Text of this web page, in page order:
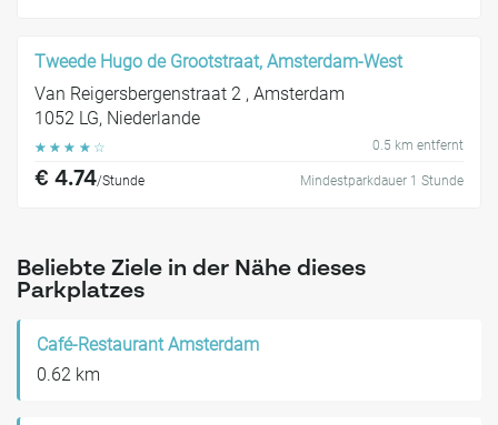
Tweede Hugo de Grootstraat, Amsterdam-West
Van Reigersbergenstraat 2 , Amsterdam
1052 LG, Niederlande
☆ ☆ ☆ ☆ ☆ 0.5 km entfernt
€ 4.74/Stunde Mindestparkdauer 1 Stunde
Beliebte Ziele in der Nähe dieses
Parkplatzes
Café-Restaurant Amsterdam
0.62 km